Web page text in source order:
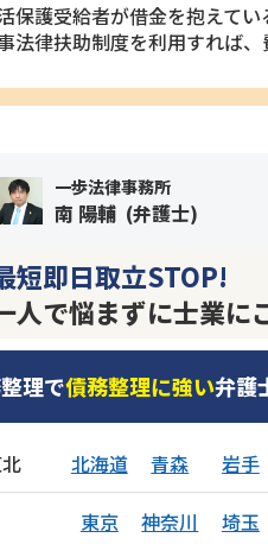
保護受給者が借金を抱えて
法律扶助制度を利用すれば
一歩法律事務所
南 陽輔 (弁護士)
短即日取立STOP!
人で悩まずに士業に
理で債務整理に強い弁護
北海道 青森 岩手
東京 神奈川 埼玉